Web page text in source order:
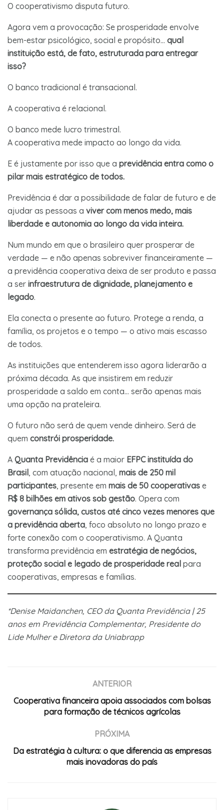
O cooperativismo disputa futuro.
Agora vem a provocação: Se prosperidade envolve
bem-estar psicológico, social e propósito… qual
instituição está, de fato, estruturada para entregar
isso?
O banco tradicional é transacional.
A cooperativa é relacional.
O banco mede lucro trimestral.
A cooperativa mede impacto ao longo da vida.
E é justamente por isso que a previdência entra como o
pilar mais estratégico de todos.
Previdência é dar a possibilidade de falar de futuro e de
ajudar as pessoas a viver com menos medo, mais
liberdade e autonomia ao longo da vida inteira.
Num mundo em que o brasileiro quer prosperar de
verdade — e não apenas sobreviver financeiramente —
a previdência cooperativa deixa de ser produto e passa
a ser infraestrutura de dignidade, planejamento e
legado.
Ela conecta o presente ao futuro. Protege a renda, a
família, os projetos e o tempo — o ativo mais escasso
de todos.
As instituições que entenderem isso agora liderarão a
próxima década. As que insistirem em reduzir
prosperidade a saldo em conta… serão apenas mais
uma opção na prateleira.
O futuro não será de quem vende dinheiro. Será de
quem constrói prosperidade.
A Quanta Previdência é a maior EFPC instituída do
Brasil, com atuação nacional, mais de 250 mil
participantes, presente em mais de 50 cooperativas e
R$ 8 bilhões em ativos sob gestão. Opera com
governança sólida, custos até cinco vezes menores que
a previdência aberta, foco absoluto no longo prazo e
forte conexão com o cooperativismo. A Quanta
transforma previdência em estratégia de negócios,
proteção social e legado de prosperidade real para
cooperativas, empresas e famílias.
*Denise Maidanchen, CEO da Quanta Previdência | 25
anos em Previdência Complementar, Presidente do
Lide Mulher e Diretora da Uniabrapp
ANTERIOR
Cooperativa financeira apoia associados com bolsas
para formação de técnicos agrícolas
PRÓXIMA
Da estratégia à cultura: o que diferencia as empresas
mais inovadoras do país